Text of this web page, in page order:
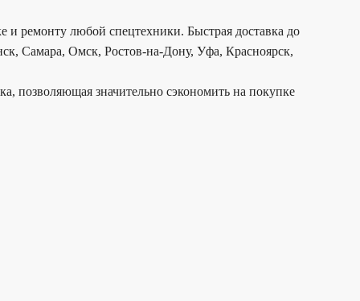
и ремонту любой спецтехники. Быстрая доставка до
Самара, Омск, Ростов-на-Дону, Уфа, Красноярск,
позволяющая значительно сэкономить на покупке